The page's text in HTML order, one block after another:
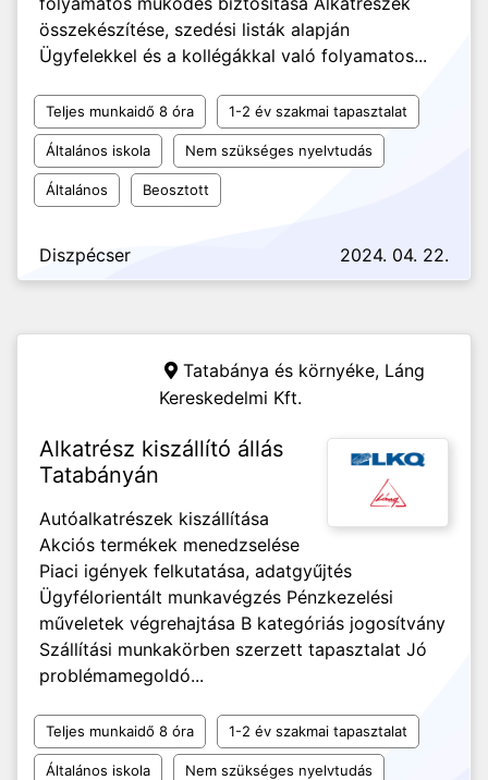
összekészítése, szedési listák alapján
Ügyfelekkel és a kollégákkal való folyamatos...
Teljes munkaidő 8 óra 1-2 év szakmai tapasztalat
Általános iskola Nem szükséges nyelvtudás
Általános Beosztott
Diszpécser 2024. 04. 22.
Tatabánya és környéke, Láng
Kereskedelmi Kft.
Alkatrész kiszállító állás
Tatabányán
Autóalkatrészek kiszállítása
Akciós termékek menedzselése
Piaci igények felkutatása, adatgyűjtés
Ügyfélorientált munkavégzés Pénzkezelési
műveletek végrehajtása B kategóriás jogosítvány
Szállítási munkakörben szerzett tapasztalat Jó
problémamegoldó...
Teljes munkaidő 8 óra 1-2 év szakmai tapasztalat
Általános iskola Nem szükséges nyelvtudás